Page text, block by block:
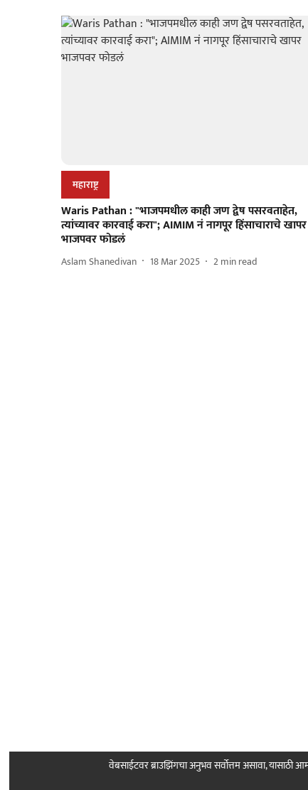
महाराष्ट्र
Waris Pathan : "भाजपमधील काही जण द्वेष पसरवताहेत,
त्यांच्यावर कारवाई करा"; AIMIM नं नागपूर हिंसाचाराचे खापर
भाजपवर फोडलं
Aslam Shanedivan 18 Mar 2025 2min read
वेबसाईटवर ब्राउझिंगचा अनुभव सर्वोत्तम असावा,